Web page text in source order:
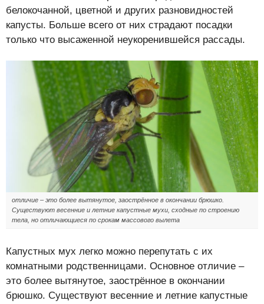
белокочанной, цветной и других разновидностей
капусты. Больше всего от них страдают посадки
только что высаженной неукоренившейся рассады.
отличие – это более вытянутое, заострённое в окончании брюшко.
Существуют весенние и летние капустные мухи, сходные по строению
тела, но отличающиеся по срокам массового вылета
Капустных мух легко можно перепутать с их
комнатными родственницами. Основное отличие –
это более вытянутое, заострённое в окончании
брюшко. Существуют весенние и летние капустные